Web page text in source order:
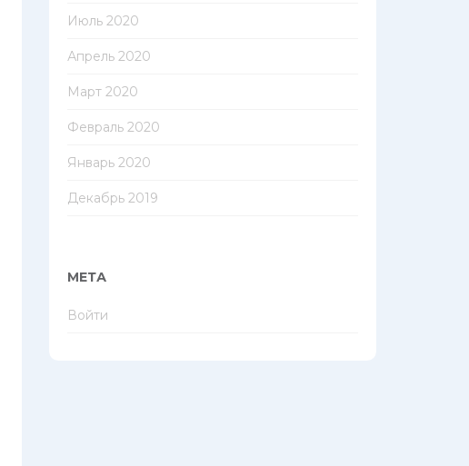
Июль 2020
Апрель 2020
Март 2020
Февраль 2020
Январь 2020
Декабрь 2019
МЕТА
Войти